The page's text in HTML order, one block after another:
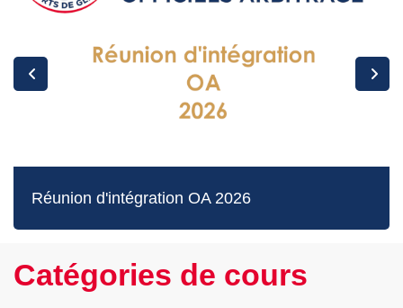
Réunion d'intégration OA 2026
Catégories de cours